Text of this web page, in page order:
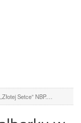
Setce” NBP.…